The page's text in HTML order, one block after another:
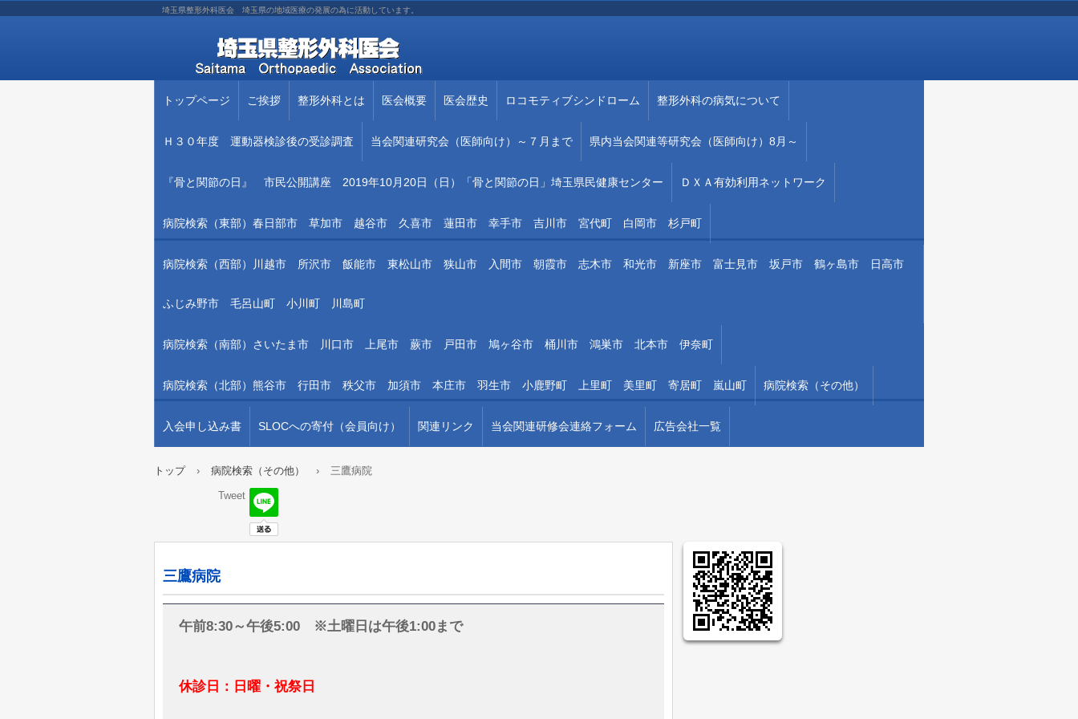
埼玉県整形外科医会 埼玉県の地域医療の発展の為に活動しています。
トップページ ご挨拶 整形外科とは 医会概要 医会歴史 ロコモティブシンドローム 整形外科の病気について
Ｈ３０年度 運動器検診後の受診調査 当会関連研究会（医師向け）～７月まで 県内当会関連等研究会（医師向け）8月～
『骨と関節の日』 市民公開講座 2019年10月20日（日）「骨と関節の日」埼玉県民健康センター ＤＸＡ有効利用ネットワーク
病院検索（東部）春日部市 草加市 越谷市 久喜市 蓮田市 幸手市 吉川市 宮代町 白岡市 杉戸町
病院検索（西部）川越市 所沢市 飯能市 東松山市 狭山市 入間市 朝霞市 志木市 和光市 新座市 富士見市 坂戸市 鶴ヶ島市 日高市
ふじみ野市 毛呂山町 小川町 川島町
病院検索（南部）さいたま市 川口市 上尾市 蕨市 戸田市 鳩ヶ谷市 桶川市 鴻巣市 北本市 伊奈町
病院検索（北部）熊谷市 行田市 秩父市 加須市 本庄市 羽生市 小鹿野町 上里町 美里町 寄居町 嵐山町 病院検索（その他）
入会申し込み書 SLOCへの寄付（会員向け） 関連リンク 当会関連研修会連絡フォーム 広告会社一覧
トップ › 病院検索（その他） › 三鷹病院
Tweet
三鷹病院
午前8:30～午後5:00 ※土曜日は午後1:00まで
休診日：日曜・祝祭日